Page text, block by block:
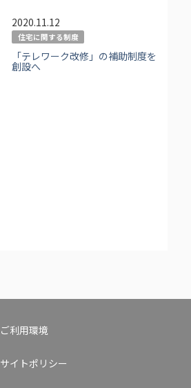
2020.11.12
住宅に関する制度
「テレワーク改修」の補助制度を
創設へ
ご利用環境
サイトポリシー